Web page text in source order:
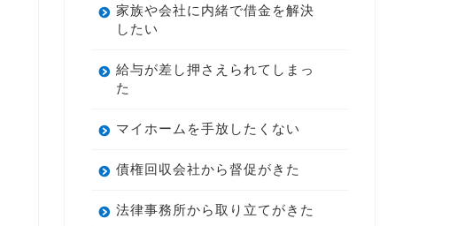
家族や会社に内緒で借金を解決
したい
給与が差し押さえられてしまっ
た
マイホームを手放したくない
債権回収会社から督促がきた
法律事務所から取り立てがきた